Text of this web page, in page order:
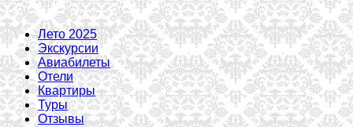
Лето 2025
Экскурсии
Авиабилеты
Отели
Квартиры
Туры
Отзывы